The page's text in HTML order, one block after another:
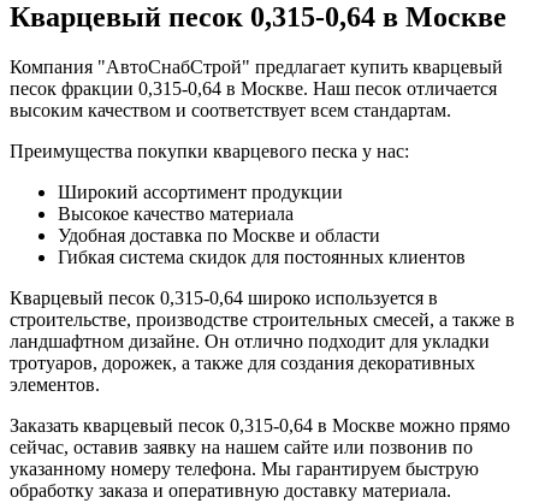
Кварцевый песок 0,315-0,64 в Москве
Компания "АвтоСнабСтрой" предлагает купить кварцевый
песок фракции 0,315-0,64 в Москве. Наш песок отличается
высоким качеством и соответствует всем стандартам.
Преимущества покупки кварцевого песка у нас:
Широкий ассортимент продукции
Высокое качество материала
Удобная доставка по Москве и области
Гибкая система скидок для постоянных клиентов
Кварцевый песок 0,315-0,64 широко используется в
строительстве, производстве строительных смесей, а также в
ландшафтном дизайне. Он отлично подходит для укладки
тротуаров, дорожек, а также для создания декоративных
элементов.
Заказать кварцевый песок 0,315-0,64 в Москве можно прямо
сейчас, оставив заявку на нашем сайте или позвонив по
указанному номеру телефона. Мы гарантируем быструю
обработку заказа и оперативную доставку материала.